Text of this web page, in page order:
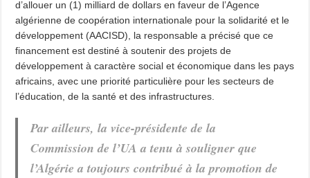
d’allouer un (1) milliard de dollars en faveur de l’Agence
algérienne de coopération internationale pour la solidarité et le
développement (AACISD), la responsable a précisé que ce
financement est destiné à soutenir des projets de
développement à caractère social et économique dans les pays
africains, avec une priorité particulière pour les secteurs de
l’éducation, de la santé et des infrastructures.
Par ailleurs, la vice-présidente de la
Commission de l’UA a tenu à souligner que
l’Algérie a toujours contribué à la promotion de